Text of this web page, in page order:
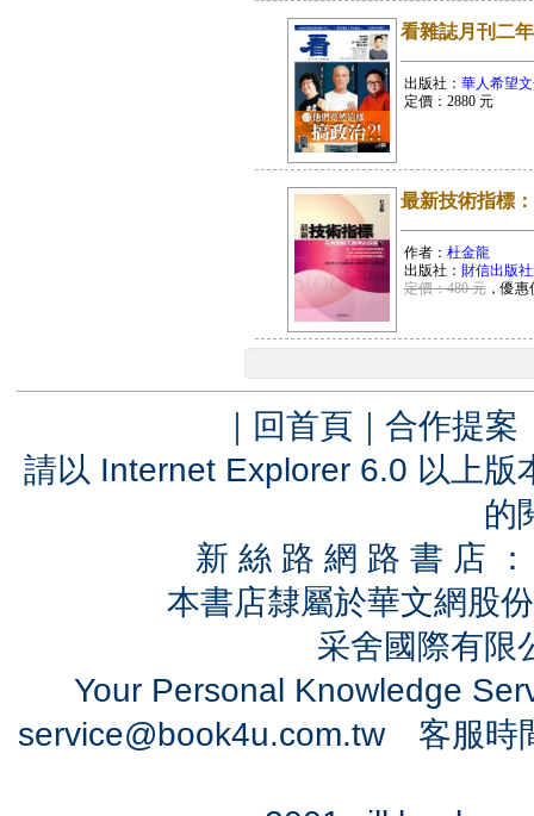
看雜誌月刊二
出版社： 華人希望
定價： 2880元
最新技術指標
作者： 杜金龍
出版社： 財信出版社
定價：480 元，優惠
｜ 回首頁 ｜ 合作提案
請以 Internet Explorer 6.0 以上
的
新 絲 路 網 路 書 店
本書店隸屬於華文網股
采舍國際有
Your Personal Knowledge
service@book4u.com.tw客服時